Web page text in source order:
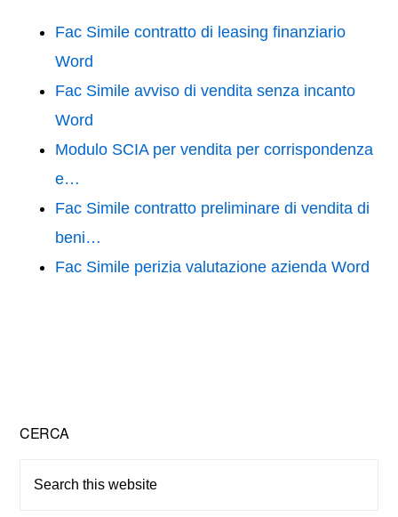
Fac Simile contratto di leasing finanziario
Word
Fac Simile avviso di vendita senza incanto
Word
Modulo SCIA per vendita per corrispondenza
e…
Fac Simile contratto preliminare di vendita di
beni…
Fac Simile perizia valutazione azienda Word
Primary
Sidebar
CERCA